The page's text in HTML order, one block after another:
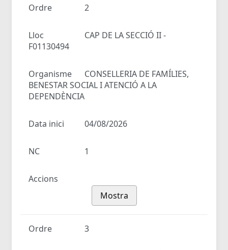
Ordre 2
Lloc
CAP DE LA SECCIÓ II -
F01130494
Organisme
CONSELLERIA DE FAMÍLIES,
BENESTAR SOCIAL I ATENCIÓ A LA
DEPENDÈNCIA
Data inici 04/08/2026
NC 1
Accions
Mostra
Ordre 3